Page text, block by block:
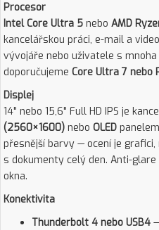
Procesor
Intel Core Ultra 5 nebo AMD
kancelářskou práci, e-mail a
vývojáře nebo uživatele s
doporučujeme Core Ultra 7 nebo
Displej
14" nebo 15,6" Full HD IPS je
(2560×1600) nebo OLED
přesnější barvy — ocení je
s dokumenty celý den. Anti-
okna.
Konektivita
Thunderbolt 4 nebo USB4